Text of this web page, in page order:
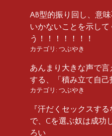
AB型的振り回し、意
いかないことを示して
う！！！！！！！
カテゴリ: つぶやき
あんまり大きな声で
する、「積み立て自
カテゴリ: つぶやき
『汗だくセックスす
で、Cを選ぶ奴は成功
ろい